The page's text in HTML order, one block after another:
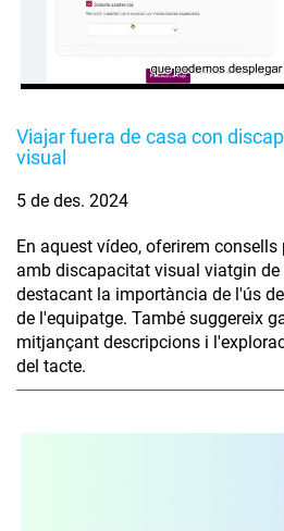
Viajar fuera de casa con
visual
5 de des. 2024
En aquest vídeo, oferirem consells
amb discapacitat visual viatgin de
destacant la importància de l'ús
de l'equipatge. També suggereix
mitjançant descripcions i
del tacte.